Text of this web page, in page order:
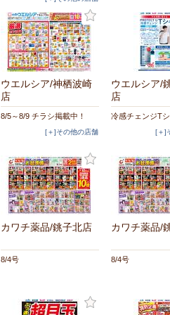
ウエルシア/神栖波崎
店
8/5～8/9 チラシ掲載中！
[＋]その他の店舗
ウエルシア/
店
冷感チェンジT
[＋]
カワチ薬品/銚子北店
8/4号
カワチ薬品/
8/4号